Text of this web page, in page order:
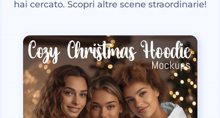
hai cercato. Scopri altre scene straordinarie!